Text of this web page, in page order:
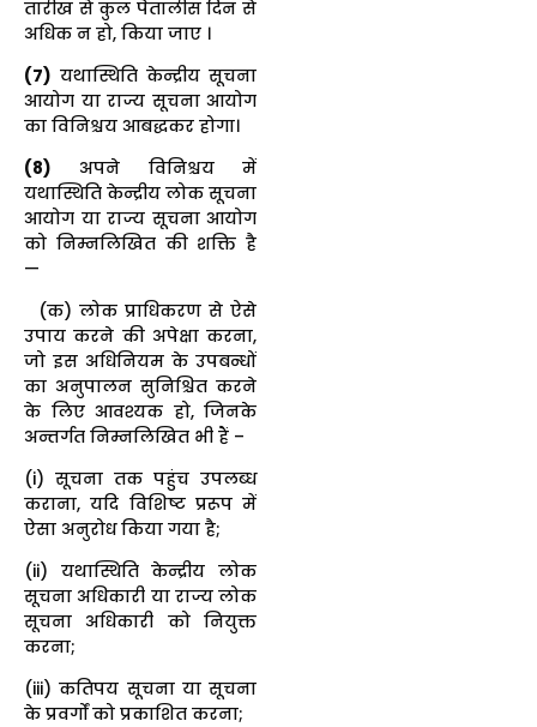
तारीख से कुल पैंतालीस दिन से
अधिक न हो, किया जाए ।
(7) यथास्थिति केन्द्रीय सूचना
आयोग या राज्य सूचना आयोग
का विनिश्चय आबद्धकर होगा।
(8) अपने विनिश्चय में
यथास्थिति केन्द्रीय लोक सूचना
आयोग या राज्य सूचना आयोग
को निम्नलिखित की शक्ति है
—
(क) लोक प्राधिकरण से ऐसे
उपाय करने की अपेक्षा करना,
जो इस अधिनियम के उपबन्धों
का अनुपालन सुनिश्चित करने
के लिए आवश्यक हो, जिनके
अन्तर्गत निम्नलिखित भी हैं –
(i) सूचना तक पहुंच उपलब्ध
कराना, यदि विशिष्ट प्ररूप में
ऐसा अनुरोध किया गया है;
(ii) यथास्थिति केन्द्रीय लोक
सूचना अधिकारी या राज्य लोक
सूचना अधिकारी को नियुक्त
करना;
(iii) कतिपय सूचना या सूचना
के प्रवर्गों को प्रकाशित करना;